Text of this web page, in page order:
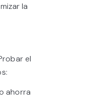
la
el
ahorra